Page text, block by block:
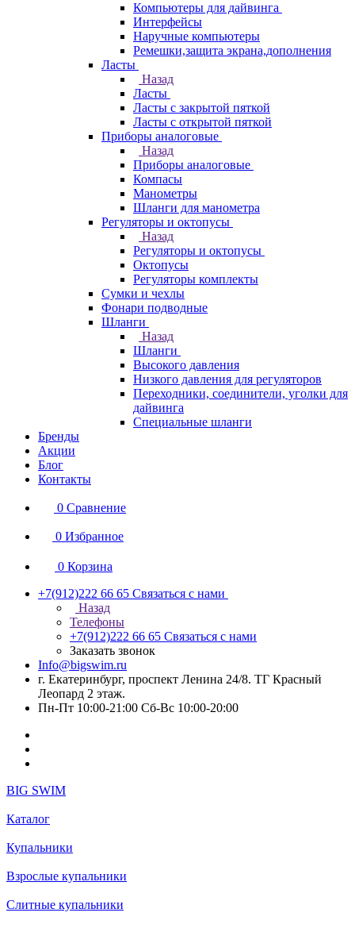
Компьютеры для дайвинга
Интерфейсы
Наручные компьютеры
Ремешки,защита экрана,дополнения
Ласты
Назад
Ласты
Ласты с закрытой пяткой
Ласты с открытой пяткой
Приборы аналоговые
Назад
Приборы аналоговые
Компасы
Манометры
Шланги для манометра
Регуляторы и октопусы
Назад
Регуляторы и октопусы
Октопусы
Регуляторы комплекты
Сумки и чехлы
Фонари подводные
Шланги
Назад
Шланги
Высокого давления
Низкого давления для регуляторов
Переходники, соединители, уголки для
дайвинга
Специальные шланги
Бренды
Акции
Блог
Контакты
0 Сравнение
0 Избранное
0 Корзина
+7(912)222 66 65 Связаться с нами
Назад
Телефоны
+7(912)222 66 65 Связаться с нами
Заказать звонок
Info@bigswim.ru
г. Екатеринбург, проспект Ленина 24/8. ТГ Красный
Леопард 2 этаж.
Пн-Пт 10:00-21:00 Сб-Вс 10:00-20:00
BIG SWIM
Каталог
Купальники
Взрослые купальники
Слитные купальники